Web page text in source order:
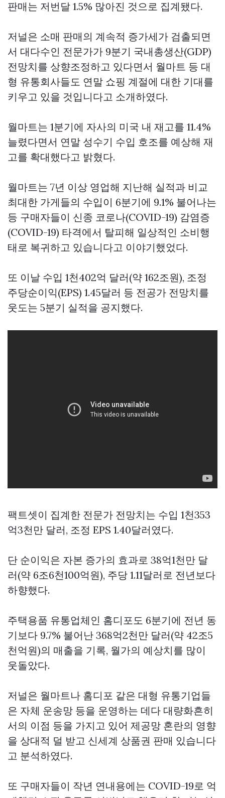
판매는 저번달 1.5% 많아진 것으로 집계됐다.
저널은 소매 판매의 계속적 증가세가 검출되면
서 대다수인 전문가가 9분기 국내총생산(GDP)
전망치를 상향조정하고 있다면서 월마트 등 대
형 유통회사들도 연말 쇼핑 계절에 대한 기대를
키우고 있을 것입니다고 소개하였다.
월마트는 1분기에 자사의 미국 내 재고를 11.4%
늘렸다면서 연말 성수기 수입 호조를 예상해 재
고를 확대했다고 밝혔다.
월마트는 7년 이상 영업해 지난해 실적과 비교
최대한 가게들의 수입이 6분기에 9.1% 불어나는
등 구매자들이 신종 코로나(COVID-19) 감염증
(COVID-19) 타격에서 탈피해 일상적인 소비행
태로 복귀하고 있습니다고 이야기했었다.
또 이날 수입 1천402억 달러(약 162조원), 조정
주당순이익(EPS) 1.45달러 등 전공가 전망치를
웃도는 5분기 실적을 공지했다.
팩트셋이 집계한 전문가 전망치는 수입 1천353
억3천만 달러, 조정 EPS 1.40달러였다.
단 순이익은 자본 증가의 효과로 38억1천만 달
러(약 6조6천100억원), 주당 1.11달러로 전년보다
하향했다.
주택용품 유통업체인 홈디포도 6분기에 전년 동
기보다 9.7% 불어난 368억2천만 달러(약 42조5
천억원)의 매출을 기록, 월가의 예상치를 많이
웃돌았다.
저널은 월마트나 홈디포 같은 대형 유통기업들
은 자체 운송망 등을 운영하는 데다 대량화흔히
서의 이점 등을 가지고 있어 제공망 혼란의 영향
을 상대적 덜 받고 신세계 상품권 판매 있습니다
고 분석하였다.
또 구매자들이 작년 연내용에는 COVID-19로 억